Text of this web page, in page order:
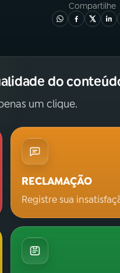
Compartilhe
do
um clique.
RECLAMAÇÃO
Registre sua